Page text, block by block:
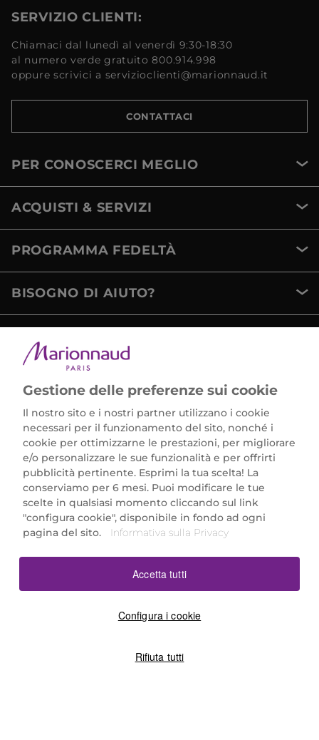
SERVIZIO CLIENTI:
Chiamaci dal lunedì al venerdì 9:30-18:30
al numero verde gratuito 800.914.998
oppure scrivici a servizioclienti@marionnaud.it
CONTATTACI
PER CONOSCERCI MEGLIO
ACQUISTI & SERVIZI
PROGRAMMA FEDELTÀ
BISOGNO DI AIUTO?
Marionnaud Parfumeries Italia S.r.l.
Largo Fiera Milano 5, 20017 Rho (MI)
REA Milano 1650024 con P.IVA 13425220152.
SCARICA LA NOSTRA APP
Gestione delle preferenze sui cookie
Il nostro sito e i nostri partner utilizzano i cookie
necessari per il funzionamento del sito, nonché i
cookie per ottimizzarne le prestazioni, per migliorare
e/o personalizzare le sue funzionalità e per offrirti
pubblicità pertinente. Esprimi la tua scelta! La
conserviamo per 6 mesi. Puoi modificare le tue
scelte in qualsiasi momento cliccando sul link
"configura cookie", disponibile in fondo ad ogni
pagina del sito.
Informativa sulla Privacy
Configura i cookie
Rifiuta tutti
Accetta tutti